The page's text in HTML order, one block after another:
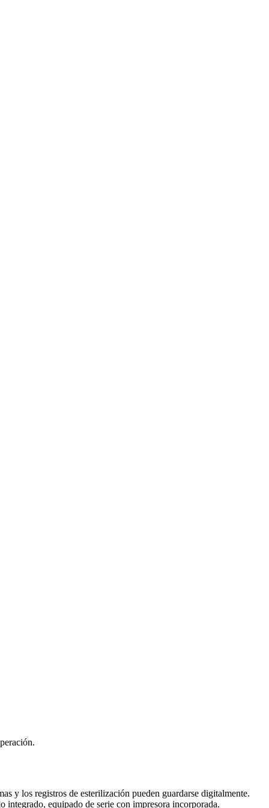
y los registros de esterilización pueden guardarse digitalmente.
integrado, equipado de serie con impresora incorporada.